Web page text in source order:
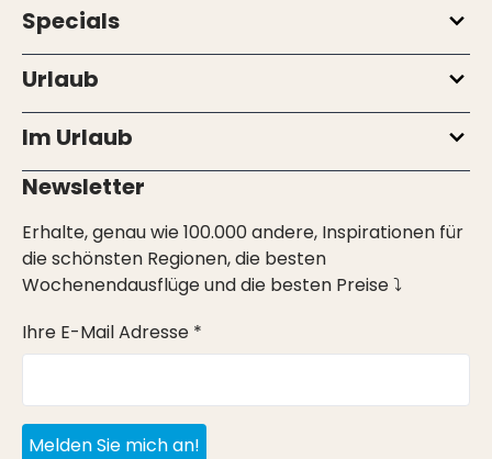
Specials
Urlaub
Im Urlaub
Newsletter
Erhalte, genau wie 100.000 andere, Inspirationen für
die schönsten Regionen, die besten
Wochenendausflüge und die besten Preise ⤵
Ihre E-Mail Adresse *
Melden Sie mich an!